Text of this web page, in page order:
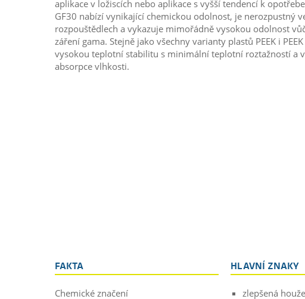
aplikace v ložiscích nebo aplikace s vyšší tendencí k
GF30 nabízí vynikající chemickou odolnost, je nerozpustný
rozpouštědlech a vykazuje mimořádně vysokou odolnost
záření gama. Stejně jako všechny varianty plastů PEEK i
vysokou teplotní stabilitu s minimální teplotní roztažností a
absorpce vlhkosti.
FAKTA
Chemické značení
HLAVNÍ ZNAKY
zlepšená